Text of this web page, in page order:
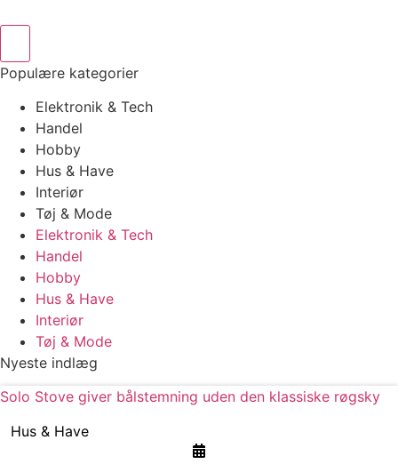
Populære kategorier
Elektronik & Tech
Handel
Hobby
Hus & Have
Interiør
Tøj & Mode
Elektronik & Tech
Handel
Hobby
Hus & Have
Interiør
Tøj & Mode
Nyeste indlæg
Solo Stove giver bålstemning uden den klassiske røgsky
Hus & Have